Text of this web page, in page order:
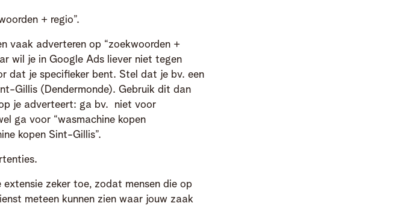
+ regio”.
vaak adverteren op “zoekwoorden +
wil je in Google Ads liever niet tegen
dat je specifieker bent. Stel dat je bv. een
Gillis (Dendermonde). Gebruik dit dan
je adverteert: ga bv. niet voor
ga voor “wasmachine kopen
kopen Sint-Gillis”.
extensie zeker toe, zodat mensen die op
meteen kunnen zien waar jouw zaak